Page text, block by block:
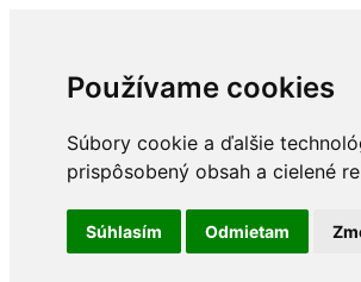
Používame cookies
Súbory cookie a ďalšie
prispôsobený obsah a cielené
Súhlasím Odmietam